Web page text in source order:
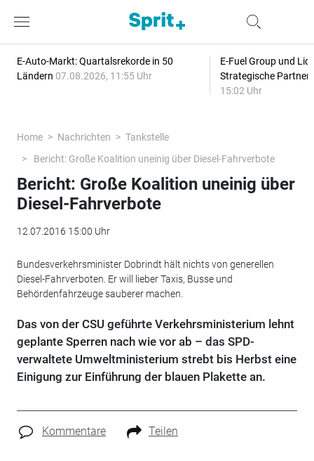
E-Auto-Markt: Quartalsrekorde in 50
Ländern 07.08.2026, 11:55 Uhr
E-Fuel Group und
Strategische
15:02 Uhr
Home Nachrichten
Tankstelle
Bericht: Große Koalition uneinig über Diesel-Fahrverbote
Bericht: Große Koalition uneinig über
Diesel-Fahrverbote
12.07.2016 15:00 Uhr
Bundesverkehrsminister Dobrindt hält nichts von generellen
Diesel-Fahrverboten. Er will lieber Taxis, Busse und
Behördenfahrzeuge sauberer machen.
Das von der CSU geführte Verkehrsministerium lehnt
geplante Sperren nach wie vor ab – das SPD-
verwaltete Umweltministerium strebt bis Herbst eine
Einigung zur Einführung der blauen Plakette an.
Kommentare Teilen